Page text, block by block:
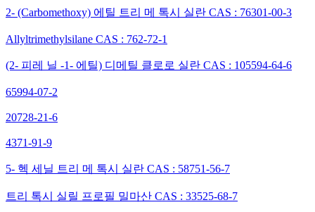
2- (Carbomethoxy) 에틸 트리 메 톡시 실란 CAS : 76301-00-3
Allyltrimethylsilane CAS : 762-72-1
(2- 피레 닐 -1- 에틸) 디메틸 클로로 실란 CAS : 105594-64-6
65994-07-2
20728-21-6
4371-91-9
5- 헥 세닐 트리 메 톡시 실란 CAS : 58751-56-7
트리 톡시 실릴 프로필 밀마산 CAS : 33525-68-7